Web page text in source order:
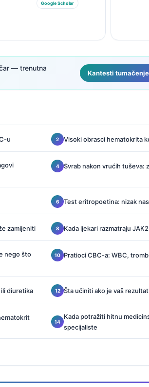
Google Scholar
— trenutna
Kantesti
u Visoki obrasci hematokrita
Svrab nakon vrućih tuševa:
Test eritropoetina: nizak
zamijeniti Kada ljekari razmatraju
nego što
Pratioci CBC-a: WBC,
diuretika Šta učiniti ako je vaš
Kada potražiti hitnu
specijaliste